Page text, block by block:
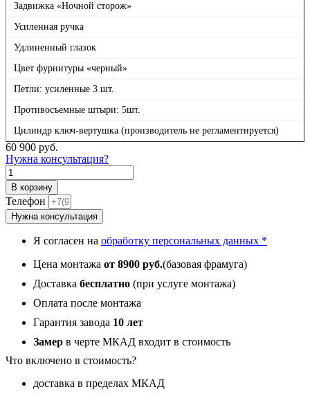
Задвижка «Ночной сторож»
Усиленная ручка
Удлиненный глазок
Цвет фурнитуры «черный»
Петли: усиленные 3 шт.
Противосъемные штыри: 5шт.
Цилиндр ключ-вертушка (производитель не регламентируется)
60 900 руб.
Нужна консультация?
Количество
товара
П1
Черная
с
панель
Две
филенки
молдингом
белый
мм
В корзину
Телефон
Нужна консультация
Я согласен на обработку персональных данных *
Цена монтажа от 8900 руб.(базовая фрамуга)
Доставка бесплатно (при услуге монтажа)
Оплата после монтажа
Гарантия завода 10 лет
Замер в черте МКАД входит в стоимость
Что включено в стоимость?
доставка в пределах МКАД